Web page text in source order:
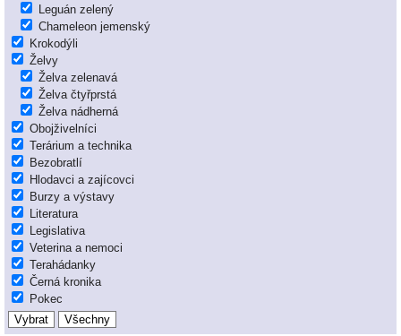
Leguán zelený
Chameleon jemenský
Krokodýli
Želvy
Želva zelenavá
Želva čtyřprstá
Želva nádherná
Obojživelníci
Terárium a technika
Bezobratlí
Hlodavci a zajícovci
Burzy a výstavy
Literatura
Legislativa
Veterina a nemoci
Terahádanky
Černá kronika
Pokec